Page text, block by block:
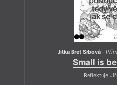
Jitka Bret Srbová –
Small is
Reflektuje